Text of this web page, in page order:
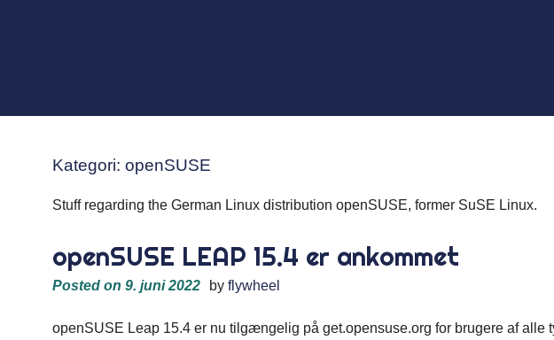
Kategori: openSUSE
Stuff regarding the German Linux distribution openSUSE, former SuSE Linux.
openSUSE LEAP 15.4 er ankommet
Posted on 9. juni 2022 byflywheel
openSUSE Leap 15.4 er nu tilgængelig på get.opensuse.org for brugere af alle